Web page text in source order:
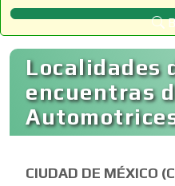
Localidades
encuentras
CIUDAD DE MÉXICO